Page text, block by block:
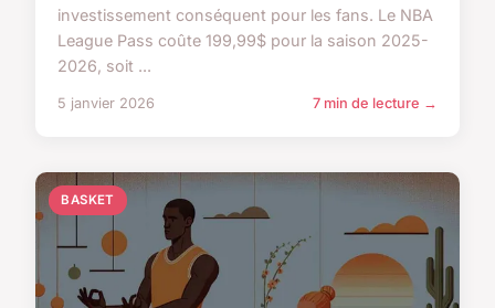
investissement conséquent pour les fans. Le NBA
League Pass coûte 199,99$ pour la saison 2025-
2026, soit ...
5 janvier 2026 7 min de lecture →
BASKET